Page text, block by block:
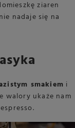
ziaren
nadaje się na
smakiem i
walory ukaże nam